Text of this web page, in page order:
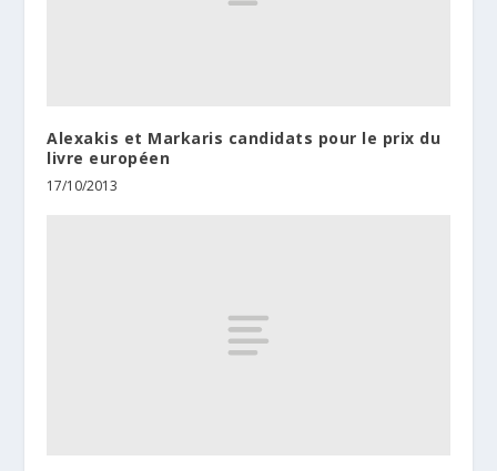
Alexakis et Markaris candidats pour le prix du
livre européen
17/10/2013